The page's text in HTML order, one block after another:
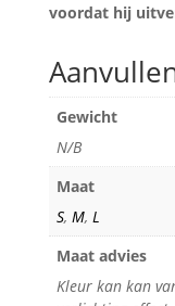
voordat hij
Gewicht
N/B
Maat
S, M, L
Maat advies
Kleur kan kan